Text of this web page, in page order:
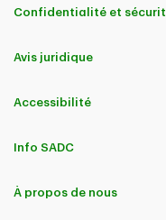
Confidentialité et
Avis juridique
Accessibilité
Info SADC
À propos de nous